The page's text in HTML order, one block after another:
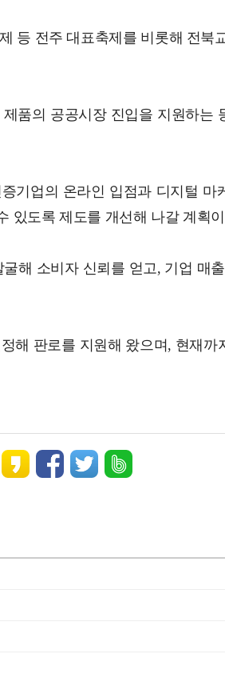
등 전주 대표축제를 비롯해 전북
품의 공공시장 진입을 지원하
기업의 온라인 입점과 디지털
있도록 제도를 개선해 나갈 계획
해 소비자 신뢰를 얻고, 기업 매
해 판로를 지원해 왔으며, 현재